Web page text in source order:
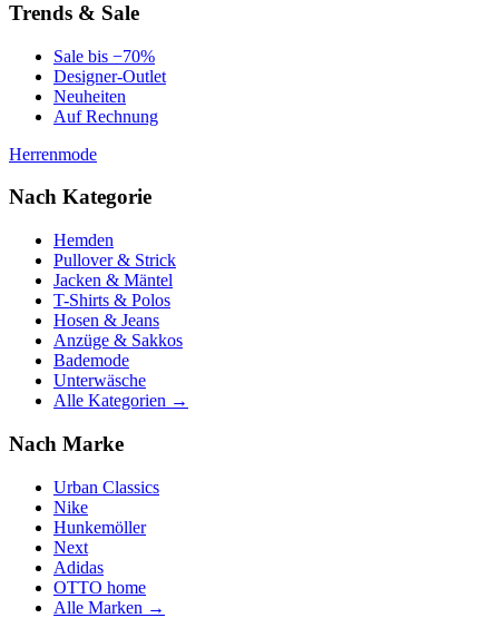
Trends & Sale
Sale bis −70%
Designer-Outlet
Neuheiten
Auf Rechnung
Herrenmode
Nach Kategorie
Hemden
Pullover & Strick
Jacken & Mäntel
T-Shirts & Polos
Hosen & Jeans
Anzüge & Sakkos
Bademode
Unterwäsche
Alle Kategorien →
Nach Marke
Urban Classics
Nike
Hunkemöller
Next
Adidas
OTTO home
Alle Marken →